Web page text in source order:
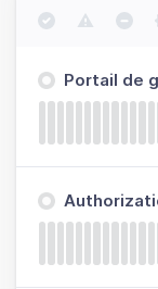
Portail de